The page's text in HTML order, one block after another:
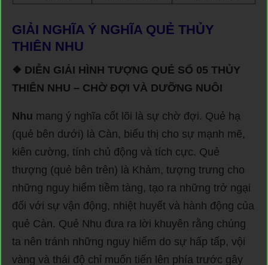
GIẢI NGHĨA Ý NGHĨA QUẺ THỦY
THIÊN NHU
❖ DIỄN GIẢI HÌNH TƯỢNG QUẺ SỐ 05 THỦY
THIÊN NHU – CHỜ ĐỢI VÀ DƯỠNG NUÔI
Nhu mang ý nghĩa cốt lõi là sự chờ đợi. Quẻ hạ
(quẻ bên dưới) là Càn, biểu thị cho sự mạnh mẽ,
kiên cường, tính chủ động và tích cực. Quẻ
thượng (quẻ bên trên) là Khảm, tượng trưng cho
những nguy hiểm tiềm tàng, tạo ra những trở ngại
đối với sự vận động, nhiệt huyết và hành động của
quẻ Càn. Quẻ Nhu đưa ra lời khuyên rằng chúng
ta nên tránh những nguy hiểm do sự hấp tấp, vội
vàng và thái độ chỉ muốn tiến lên phía trước gây